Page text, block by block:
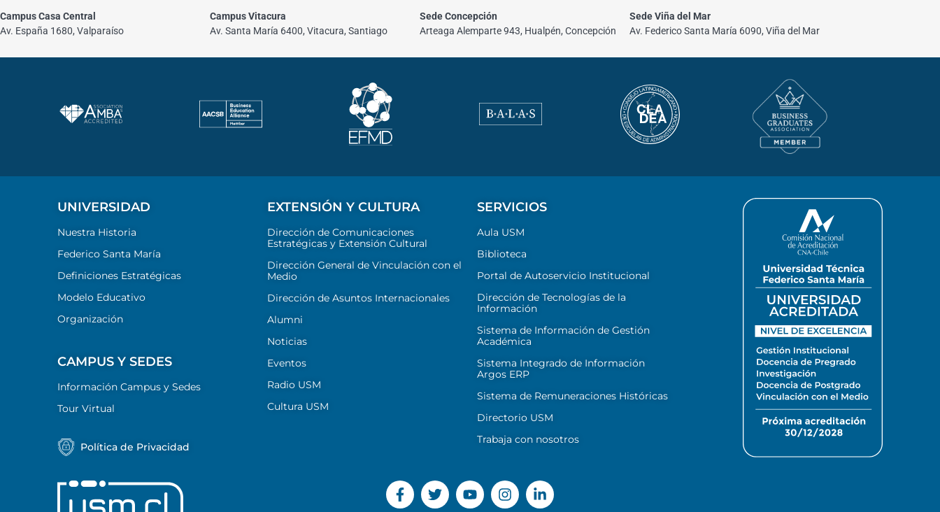
Campus Casa Central
Av. España 1680, Valparaíso
Campus Vitacura
Av. Santa María 6400, Vitacura, Santiago
Sede Concepción
Arteaga Alemparte 943, Hualpén, Concepción
Sede Viña del Mar
Av. Federico Santa María 6090, Viña del Mar
UNIVERSIDAD
Nuestra Historia
Federico Santa María
Definiciones Estratégicas
Modelo Educativo
Organización
CAMPUS Y SEDES
Información Campus y Sedes
Tour Virtual
Política de Privacidad
EXTENSIÓN Y CULTURA
Dirección de Comunicaciones
Estratégicas y Extensión Cultural
Dirección General de Vinculación con el
Medio
Dirección de Asuntos Internacionales
Alumni
Noticias
Eventos
Radio USM
Cultura USM
SERVICIOS
Aula USM
Biblioteca
Portal de Autoservicio Institucional
Dirección de Tecnologías de la
Información
Sistema de Información de Gestión
Académica
Sistema Integrado de Información
Argos ERP
Sistema de Remuneraciones Históricas
Directorio USM
Trabaja con nosotros